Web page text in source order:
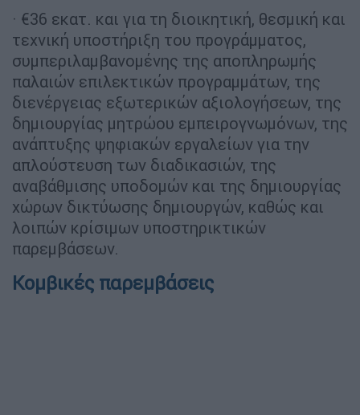
· €36 εκατ. και για τη διοικητική, θεσμική και
τεχνική υποστήριξη του προγράμματος,
συμπεριλαμβανομένης της αποπληρωμής
παλαιών επιλεκτικών προγραμμάτων, της
διενέργειας εξωτερικών αξιολογήσεων, της
δημιουργίας μητρώου εμπειρογνωμόνων, της
ανάπτυξης ψηφιακών εργαλείων για την
απλούστευση των διαδικασιών, της
αναβάθμισης υποδομών και της δημιουργίας
χώρων δικτύωσης δημιουργών, καθώς και
λοιπών κρίσιμων υποστηρικτικών
παρεμβάσεων.
Κομβικές παρεμβάσεις